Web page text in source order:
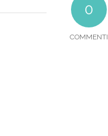
0
COMMENTI